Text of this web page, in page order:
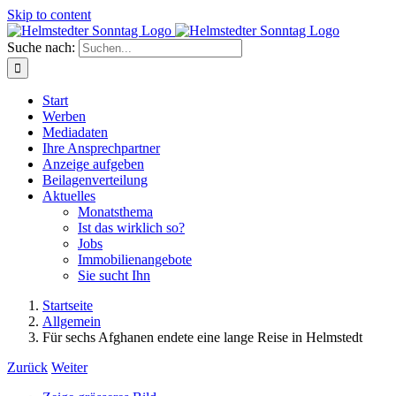
Skip to content
Suche nach:
Start
Werben
Mediadaten
Ihre Ansprechpartner
Anzeige aufgeben
Beilagenverteilung
Aktuelles
Monatsthema
Ist das wirklich so?
Jobs
Immobilienangebote
Sie sucht Ihn
Startseite
Allgemein
Für sechs Afghanen endete eine lange Reise in Helmstedt
Zurück Weiter